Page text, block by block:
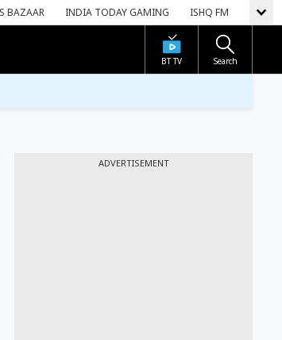
BAZAAR INDIA TODAY GAMING ISHQ FM
BT TV Search
ADVERTISEMENT